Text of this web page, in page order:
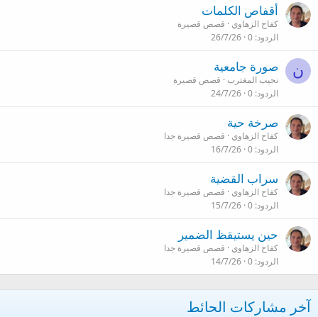
أقفاص الكلمات
كفاح الزهاوي
قصص قصيرة
الردود 0
26/7/26
ن صورة جامعية
نجيب المغترب
قصص قصيرة
الردود 0
24/7/26
صرخة حية
كفاح الزهاوي
قصص قصيرة جدا
الردود 0
16/7/26
سراب القضية
كفاح الزهاوي
قصص قصيرة جدا
الردود 0
15/7/26
حين يستيقظ الضمير
كفاح الزهاوي
قصص قصيرة جدا
الردود 0
14/7/26
آخر مشاركات الحائط